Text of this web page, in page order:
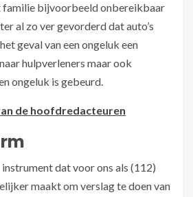
bijvoorbeeld onbereikbaar
al zo ver gevorderd dat auto’s
geval van een ongeluk een
hulpverleners maar ook
ongeluk is gebeurd.
de hoofdredacteuren
dat voor ons als (112)
maakt om verslag te doen van